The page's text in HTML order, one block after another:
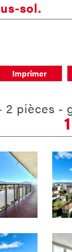
sol.
Imprimer
2 pièces -